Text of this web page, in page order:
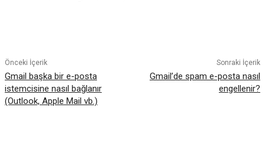
Önceki İçerik
Gmail başka bir e-posta
istemcisine nasıl bağlanır
(Outlook, Apple Mail vb.)
Sonraki İçerik
Gmail’de spam e-posta nasıl
engellenir?